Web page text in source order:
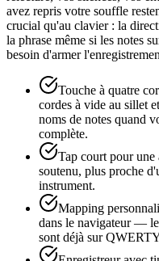
avez repris votre souffle
crucial qu'au clavier : la
la phrase même si les notes
besoin d'armer
Touche à quatre
cordes à vide au sillet
noms de notes quand
complète.
Tap court pour une
soutenu, plus proche
instrument.
Mapping
dans le navigateur —
sont déjà sur